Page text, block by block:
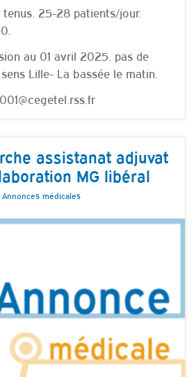
25-28 patients/jour.
au 01 avril 2025. pas de
Lille- La bassée le matin.
assistanat adjuvat
MG libéral
Annonces médicales